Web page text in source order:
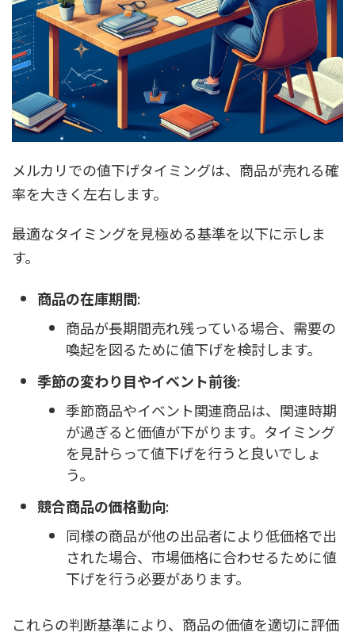
メルカリでの値下げタイミングは、商品が売れる確
率を大きく左右します。
最適なタイミングを見極める基準を以下に示しま
す。
商品の在庫期間:
商品が長期間売れ残っている場合、需要の
喚起を図るために値下げを検討します。
季節の変わり目やイベント前後:
季節商品やイベント関連商品は、関連時期
が過ぎると価値が下がります。タイミング
を見計らって値下げを行うと良いでしょ
う。
競合商品の価格動向:
同様の商品が他の出品者により低価格で出
された場合、市場価格に合わせるために値
下げを行う必要があります。
これらの判断基準により、商品の価値を適切に評価